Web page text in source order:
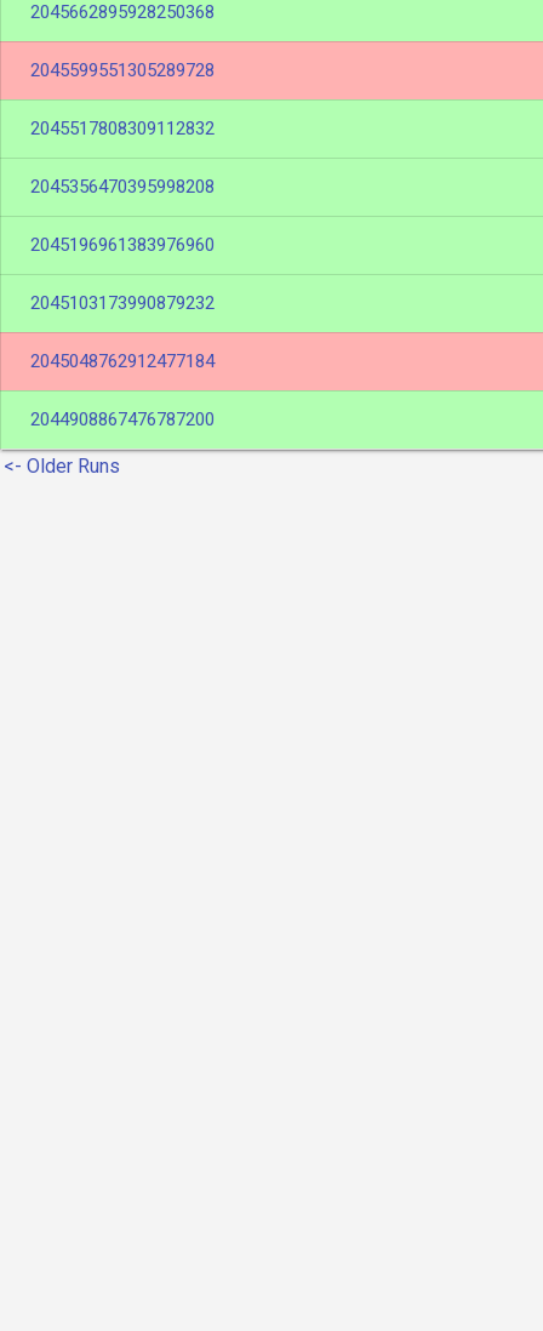
2045662895928250368
2045599551305289728
2045517808309112832
2045356470395998208
2045196961383976960
2045103173990879232
2045048762912477184
2044908867476787200
<- Older Runs